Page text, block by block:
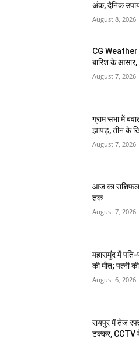
अंक, दैनिक
August 8, 2026
CG Weather
बारिश के आसार,
August 7, 2026
ग्राम सभा में
झापड़, तीन के
August 7, 2026
आज का
तक
August 7, 2026
महासमुंद में
की मौत; पत्नी
August 6, 2026
रायपुर में तेज
टक्कर, CCTV